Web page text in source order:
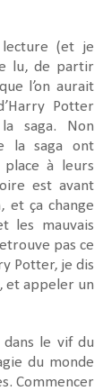
lecture (et je
lu, de partir
l’on aurait
Potter
saga. Non
la saga ont
à leurs
est avant
et ça change
les mauvais
pas ce
Potter, je dis
et appeler un
le vif du
du monde
Commencer